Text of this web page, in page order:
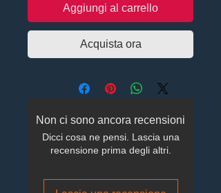
Aggiungi al carrello
Acquista ora
Non ci sono ancora recensioni
Dicci cosa ne pensi. Lascia una
recensione prima degli altri.